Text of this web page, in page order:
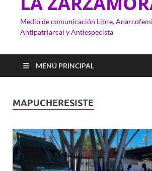
Medio de comunicación Libre,
Antipatriarcal y Antiespecista
MENÚ PRINCIPAL
MAPUCHERESISTE